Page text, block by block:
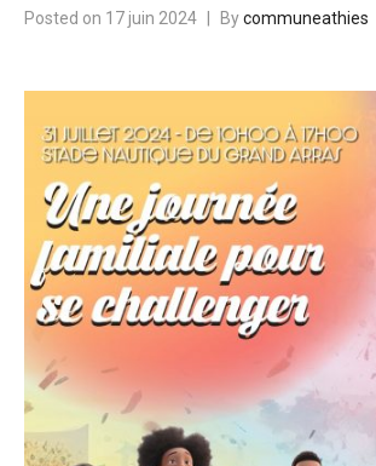
Posted on 17 juin 2024 Bycommuneathies